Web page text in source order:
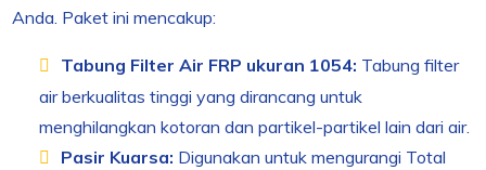
Anda. Paket ini mencakup:
Tabung Filter Air FRP ukuran 1054: Tabung filter
air berkualitas tinggi yang dirancang untuk
menghilangkan kotoran dan partikel-partikel lain dari air.
Pasir Kuarsa: Digunakan untuk mengurangi Total